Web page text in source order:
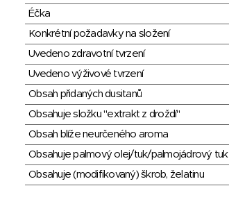
Éčka
Konkrétní požadavky na složení
Uvedeno zdravotní tvrzení
Uvedeno výživové tvrzení
Obsah přidaných dusitanů
Obsahuje složku "extrakt z droždí"
Obsah blíže neurčeného aroma
Obsahuje palmový olej/tuk/palmojádrový tuk
Obsahuje (modifikovaný) škrob, želatinu